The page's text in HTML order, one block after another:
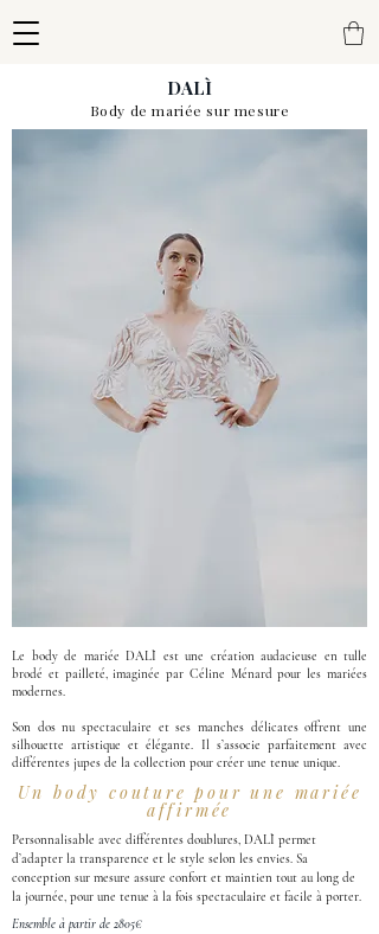
DALÌ
Body de mariée sur mesure
Le body de mariée DALÌ est une création audacieuse en tulle
brodé et pailleté, imaginée par Céline Ménard pour les mariées
modernes.
Son dos nu spectaculaire et ses manches délicates offrent une
silhouette artistique et élégante. Il s’associe parfaitement avec
différentes jupes de la collection pour créer une tenue unique.
Un body couture pour une mariée
affirmée
Personnalisable avec différentes doublures, DALÌ permet
d’adapter la transparence et le style selon les envies. Sa
conception sur mesure assure confort et maintien tout au long de
la journée, pour une tenue à la fois spectaculaire et facile à porter.
Ensemble à partir de 2805€